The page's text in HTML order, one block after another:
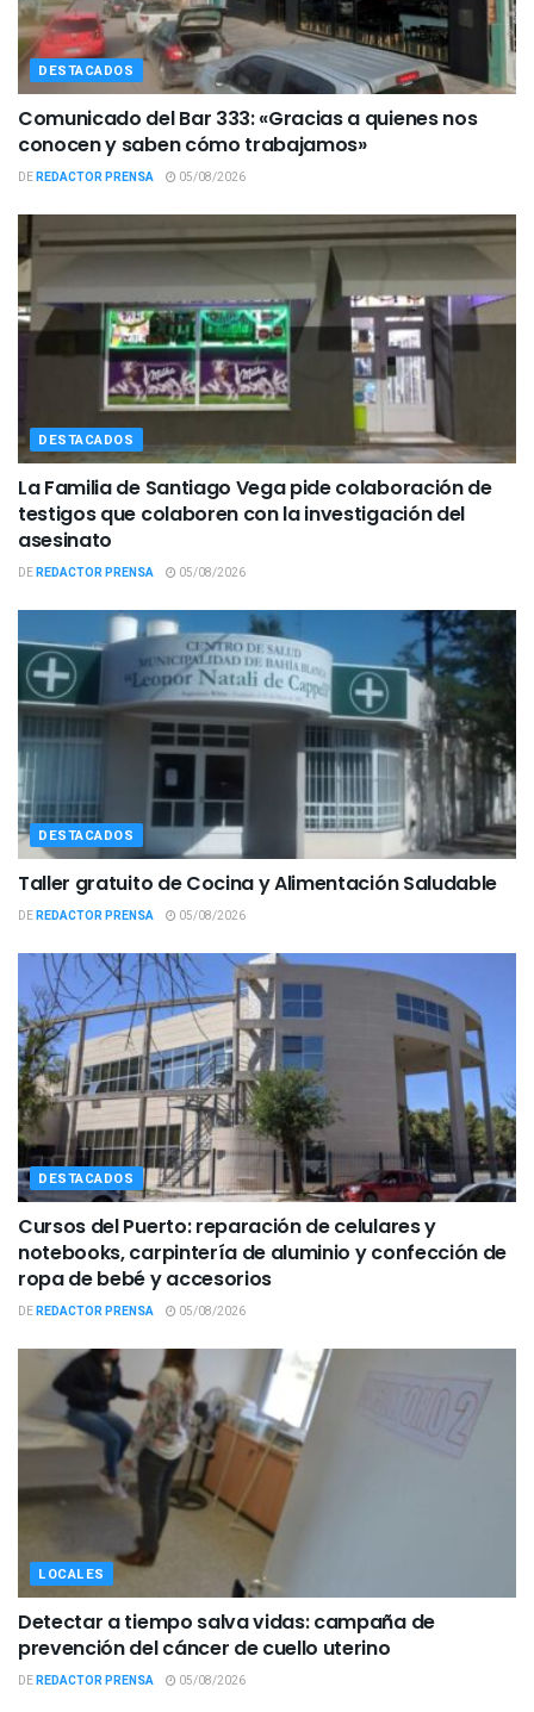
DESTACADOS
Comunicado del Bar 333: «Gracias a quienes nos
conocen y saben cómo trabajamos»
DEREDACTOR PRENSA 05/08/2026
DESTACADOS
La Familia de Santiago Vega pide colaboración de
testigos que colaboren con la investigación del
asesinato
DEREDACTOR PRENSA 05/08/2026
DESTACADOS
Taller gratuito de Cocina y Alimentación Saludable
DEREDACTOR PRENSA 05/08/2026
DESTACADOS
Cursos del Puerto: reparación de celulares y
notebooks, carpintería de aluminio y confección de
ropa de bebé y accesorios
DEREDACTOR PRENSA 05/08/2026
LOCALES
Detectar a tiempo salva vidas: campaña de
prevención del cáncer de cuello uterino
DEREDACTOR PRENSA 05/08/2026